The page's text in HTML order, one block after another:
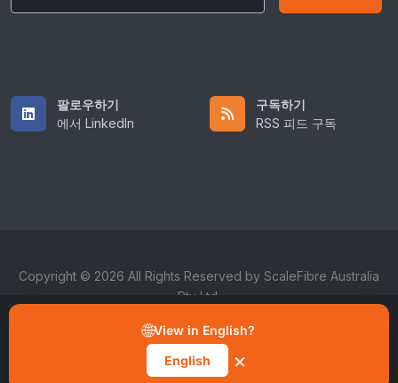
팔로우하기
에서 LinkedIn
구독하기
RSS 피드 구독
Copyright © 2026 All Rights Reserved by ScaleFibre Australia
Pty Ltd.
/ 개인정보처리방침
sales@scalefibre.com
개선, 사용 분석, 마케팅 및 기능 향상을 위한 데이터 처리를 수락하
는 것입니다. 쿠키 알림의 “환경 설정 관리” 버튼에서 언제든지 동의
모든 쿠키 허용 환경 설정 관리
🌐View in English?
English
×